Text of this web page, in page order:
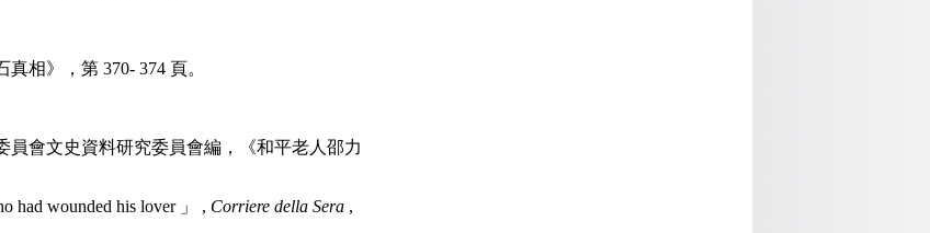
相》，第 370- 374 頁。
員會文史資料研究委員會編，《和平老人邵力
had wounded his lover 」 , Corriere della Sera ,